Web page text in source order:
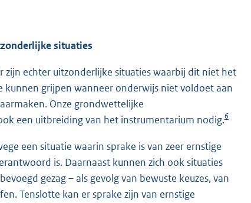
situaties
zijn echter uitzonderlijke situaties waarbij dit niet het
grijpen wanneer onderwijs niet voldoet aan
Onze grondwettelijke
een uitbreiding van het instrumentarium nodig.6
een situatie waarin sprake is van zeer ernstige
is. Daarnaast kunnen zich ook situaties
gezag – als gevolg van bewuste keuzes, van
Tenslotte kan er sprake zijn van ernstige